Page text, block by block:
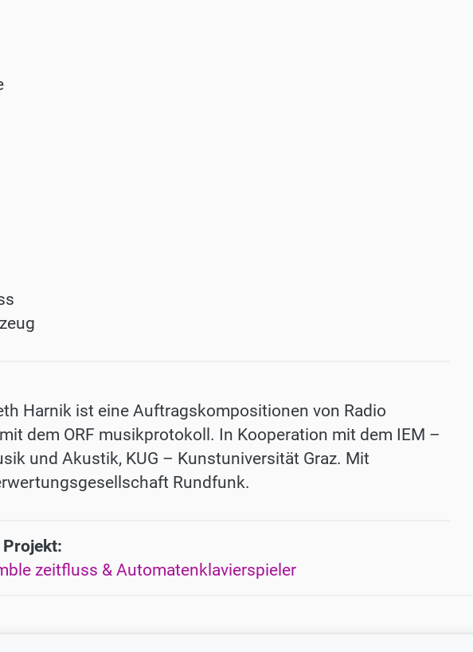
Harnik ist eine Auftragskompositionen von Radio
dem ORF musikprotokoll. In Kooperation mit dem IEM –
und Akustik, KUG – Kunstuniversität Graz. Mit
Rundfunk.
Projekt:
zeitfluss & Automatenklavierspieler